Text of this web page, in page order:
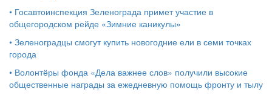
• Госавтоинспекция Зеленограда примет участие в
общегородском рейде «Зимние каникулы»
• Зеленоградцы смогут купить новогодние ели в семи точках
города
• Волонтёры фонда «Дела важнее слов» получили высокие
общественные награды за ежедневную помощь фронту и тылу